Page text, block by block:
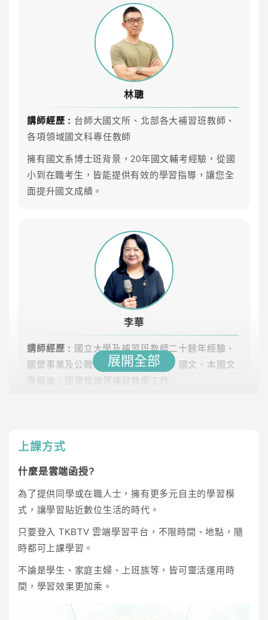
專業師資團隊，教學內容紮實完整，課程類組選擇多元
課後LINE社群與其他考生切磋討論、專員1對1諮詢協助
學習不受限
雲端課程不受時間地點、不受制式課表的限制，任何時
候都可以好好準備！
課程內容
師資 參考時數
李華 36.1
國文(國學常
識)
林聰 33.7 雲端
流體力學
機械製造 程東 55.2 雲端
※此為預估時數，課程時數依照老師實際授課為主
為什麼選擇TKB
為什麼你需要這門課程？
團隊，佔榜率最高
林聰
講師經歷 : 台師大國文所、北部各大補習班教師、
各項領域國文科專任教師
擁有國文系博士班背景，20年國文輔考經驗，從國
小到在職考生，皆能提供有效的學習指導，讓您全
面提升國文成績。
李華
講師經歷 : 國立大學及補習班教師二十餘年經驗、
國營事業及公職人員各項國家考試、國文、本國文
學概論、國學常識等課程教學工作
賞析促進理解提升應考能力。
講師經歷 : 國立政治大學 英語系、前長榮航空機場
展開全部
上課方式
什麼是雲端函授?
為了提供同學或在職人士，擁有更多元自主的學習模
式，讓學習貼近數位生活的時代。
只要登入 TKBTV 雲端學習平台，不限時間、地點，隨
時都可上課學習。
不論是學生、家庭主婦、上班族等，皆可靈活運用時
間，學習效果更加乘。